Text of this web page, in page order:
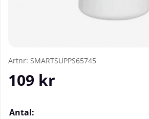
Artnr: SMARTSUPPS65745
109 kr
Antal: